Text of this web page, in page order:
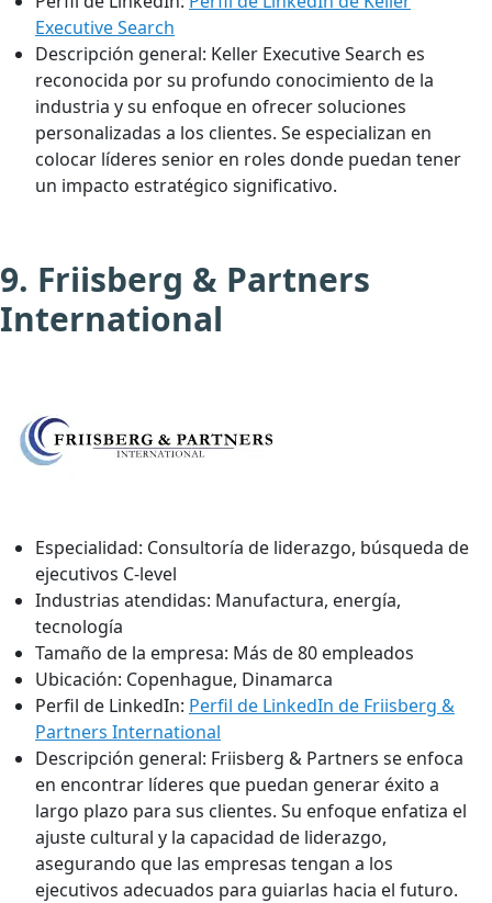
Executive Search
Descripción general: Keller Executive Search es
reconocida por su profundo conocimiento de la
industria y su enfoque en ofrecer soluciones
personalizadas a los clientes. Se especializan en
colocar líderes senior en roles donde puedan tener
un impacto estratégico significativo.
9. Friisberg & Partners
International
Especialidad: Consultoría de liderazgo, búsqueda de
ejecutivos C-level
Industrias atendidas: Manufactura, energía,
tecnología
Tamaño de la empresa: Más de 80 empleados
Ubicación: Copenhague, Dinamarca
Perfil de LinkedIn: Perfil de LinkedIn de Friisberg &
Partners International
Descripción general: Friisberg & Partners se enfoca
en encontrar líderes que puedan generar éxito a
largo plazo para sus clientes. Su enfoque enfatiza el
ajuste cultural y la capacidad de liderazgo,
asegurando que las empresas tengan a los
ejecutivos adecuados para guiarlas hacia el futuro.